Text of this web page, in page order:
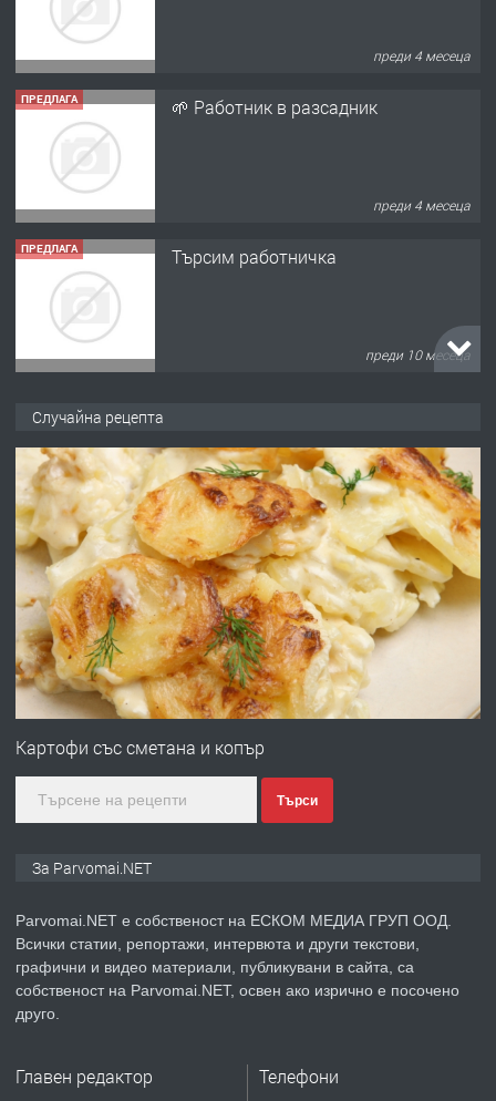
преди 4 месеца
ПРЕДЛАГА 🌱 Работник в разсадник
преди 4 месеца
ПРЕДЛАГА Търсим работничка
преди 10 месеца
преди 1 година
ПРЕДЛАГА Работа за общи работници
преди 1 година
ПРЕДЛАГА
Първи поход "По стъпките на Ангел
преди 1 година
ПРЕДЛАГА Уроци по Математика
Случайна рецепта
Картофи със сметана и копър
Търси
За Parvomai.NET
Parvomai.NET е собственост на ЕСКОМ МЕДИА ГРУП ООД.
Всички статии, репортажи, интервюта и други текстови,
графични и видео материали, публикувани в сайта, са
собственост на Parvomai.NET, освен ако изрично е посочено
друго.
Главен редактор Телефони